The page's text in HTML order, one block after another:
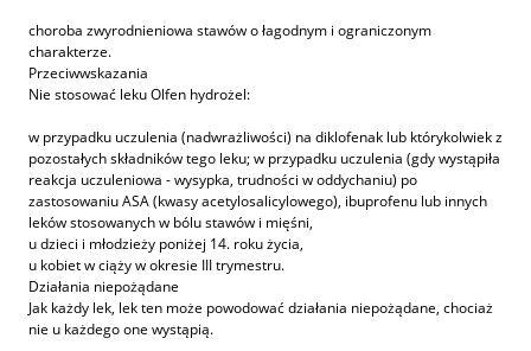
choroba zwyrodnieniowa stawów o łagodnym i ograniczonym
charakterze.
Przeciwwskazania
Nie stosować leku Olfen hydrożel:
w przypadku uczulenia (nadwrażliwości) na diklofenak lub którykolwiek z
pozostałych składników tego leku; w przypadku uczulenia (gdy wystąpiła
reakcja uczuleniowa - wysypka, trudności w oddychaniu) po
zastosowaniu ASA (kwasy acetylosalicylowego), ibuprofenu lub innych
leków stosowanych w bólu stawów i mięśni,
u dzieci i młodzieży poniżej 14. roku życia,
u kobiet w ciąży w okresie III trymestru.
Działania niepożądane
Jak każdy lek, lek ten może powodować działania niepożądane, chociaż
nie u każdego one wystąpią.